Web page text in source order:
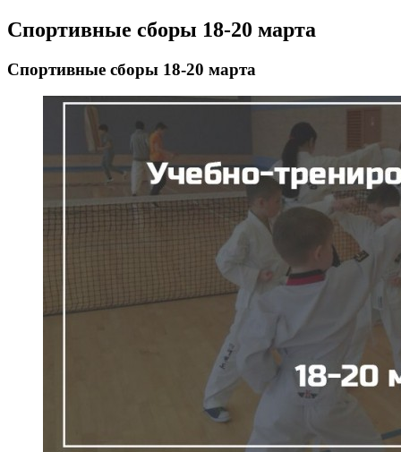
Спортивные сборы 18-20 марта
Спортивные сборы 18-20 марта